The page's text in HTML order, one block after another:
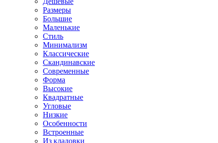
Размеры
Большие
Маленькие
Стиль
Минимализм
Классические
Скандинавские
Современные
Форма
Высокие
Квадратные
Угловые
Низкие
Особенности
Встроенные
Из кладовки